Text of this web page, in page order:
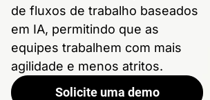
de fluxos de trabalho baseados
em IA, permitindo que as
equipes trabalhem com mais
agilidade e menos atritos.
Solicite uma demo